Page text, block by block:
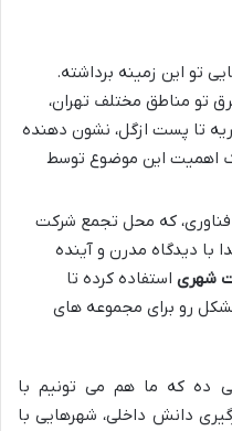
تو این زمینه برداشته.
تو مناطق مختلف تهران،
تا پست ازگل، نشون دهنده
اهمیت این موضوع توسط
فناوری، که محل تجمع شرکت
با دیدگاه مدرن و آینده
شهری استفاده کرده تا
رو برای مجموعه های
ده که ما هم می تونیم با
دانش داخلی، شهرهایی با